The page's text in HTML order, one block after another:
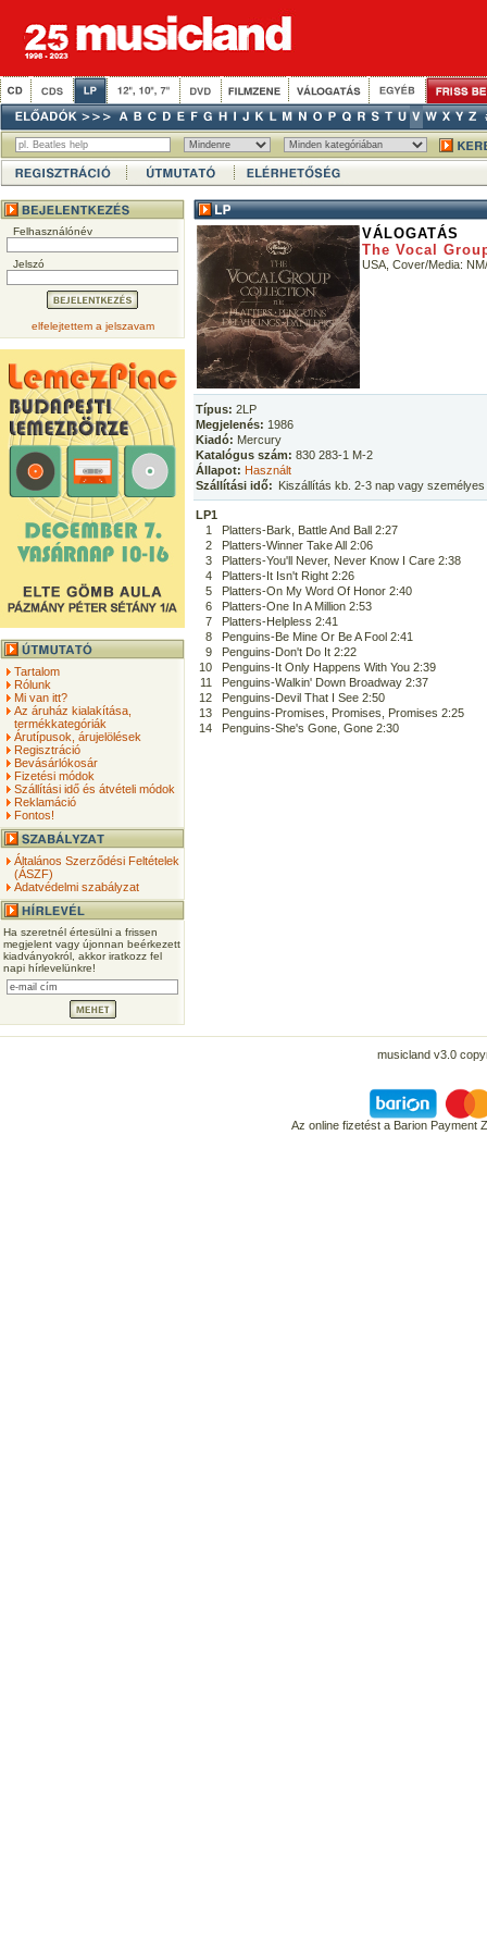
Felhasználónév
Jelszó
elfelejtettem a jelszavam
Tartalom
Rólunk
Mi van itt?
Az áruház kialakítása,
termékkategóriák
Árutípusok, árujelölések
Regisztráció
Bevásárlókosár
Fizetési módok
Szállítási idő és átvételi módok
Reklamáció
Fontos!
Általános Szerződési Feltételek
(ÁSZF)
Adatvédelmi szabályzat
Ha szeretnél értesülni a frissen
megjelent vagy újonnan beérkezett
kiadványokról, akkor iratkozz fel
napi hírlevelünkre!
VÁLOGATÁS
The Vocal
USA, Cover/Media:
Típus: 2LP
Megjelenés: 1986
Kiadó: Mercury
Katalógus szám: 830 283-1 M-2
Állapot: Használt
Szállítási idő: Kiszállítás kb. 2-3 nap vagy
LP1
1
Platters-Bark, Battle And Ball 2:27
2
Platters-Winner Take All 2:06
3
Platters-You'll Never, Never Know I Care 2:38
4
Platters-It Isn't Right 2:26
5
Platters-On My Word Of Honor 2:40
6
Platters-One In A Million 2:53
7
Platters-Helpless 2:41
8
Penguins-Be Mine Or Be A Fool 2:41
9
Penguins-Don't Do It 2:22
10
Penguins-It Only Happens With You 2:39
11
Penguins-Walkin' Down Broadway 2:37
12
Penguins-Devil That I See 2:50
13
Penguins-Promises, Promises, Promises 2:25
14
Penguins-She's Gone, Gone 2:30
musicland v3.0
Az online fizetést a Barion Payment